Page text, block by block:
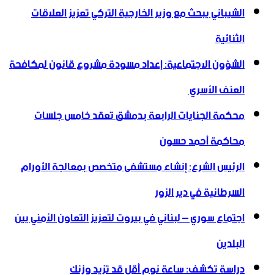
الشيباني يبحث مع وزير الخارجية التركي تعزيز العلاقات
الثنائية
الشؤون الاجتماعية: إعداد مسودة مشروع قانون لمكافحة
العنف الأسري ‏
محكمة الجنايات الرابعة بدمشق تعقد خامس جلسات
محاكمة أحمد حسون
الرئيس الشرع: إنشاء ‌‏مستشفى متخصص بمعالجة الأورام
السرطانية في دير الزور
اجتماع سوري – لبناني في بيروت لتعزيز التعاون ‏الأمني ‏بين
البلدين
دراسة تكشف: ساعة نوم أقل قد تزيد وزنك